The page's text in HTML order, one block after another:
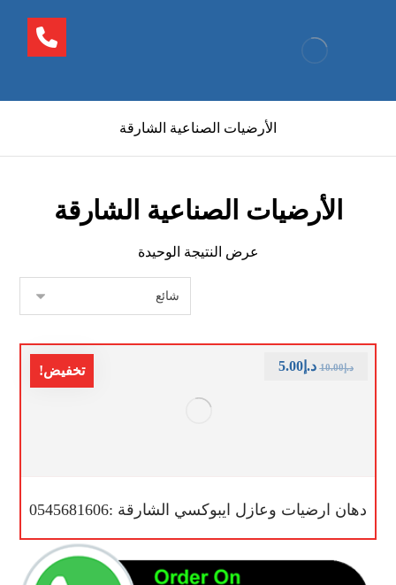
الأرضيات الصناعية الشارقة
الأرضيات الصناعية الشارقة
عرض النتيجة الوحيدة
تخفيض!
دهان ارضيات وعازل ايبوكسي الشارقة :0545681606
د.إ10.00 د.إ5.00